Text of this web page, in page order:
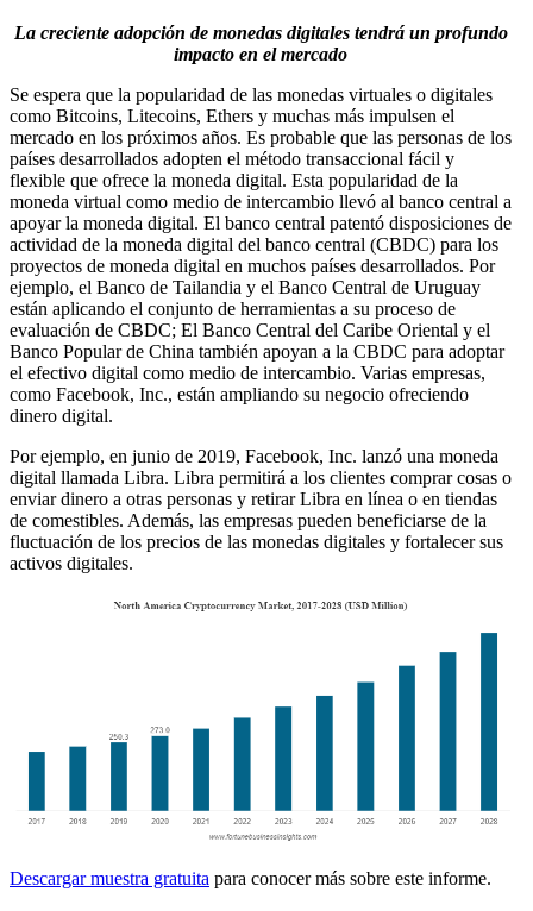
La creciente adopción de monedas digitales tendrá un profundo
impacto en el mercado
Se espera que la popularidad de las monedas virtuales o digitales
como Bitcoins, Litecoins, Ethers y muchas más impulsen el
mercado en los próximos años. Es probable que las personas de los
países desarrollados adopten el método transaccional fácil y
flexible que ofrece la moneda digital. Esta popularidad de la
moneda virtual como medio de intercambio llevó al banco central a
apoyar la moneda digital. El banco central patentó disposiciones de
actividad de la moneda digital del banco central (CBDC) para los
proyectos de moneda digital en muchos países desarrollados. Por
ejemplo, el Banco de Tailandia y el Banco Central de Uruguay
están aplicando el conjunto de herramientas a su proceso de
evaluación de CBDC; El Banco Central del Caribe Oriental y el
Banco Popular de China también apoyan a la CBDC para adoptar
el efectivo digital como medio de intercambio. Varias empresas,
como Facebook, Inc., están ampliando su negocio ofreciendo
dinero digital.
Por ejemplo, en junio de 2019, Facebook, Inc. lanzó una moneda
digital llamada Libra. Libra permitirá a los clientes comprar cosas o
enviar dinero a otras personas y retirar Libra en línea o en tiendas
de comestibles. Además, las empresas pueden beneficiarse de la
fluctuación de los precios de las monedas digitales y fortalecer sus
activos digitales.
Descargar muestra gratuita para conocer más sobre este informe.